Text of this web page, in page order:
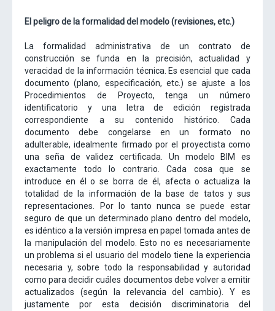
El peligro de la formalidad del modelo (revisiones, etc.)
La formalidad administrativa de un contrato de
construcción se funda en la precisión, actualidad y
veracidad de la información técnica. Es esencial que cada
documento (plano, especificación, etc.) se ajuste a los
Procedimientos de Proyecto, tenga un número
identificatorio y una letra de edición registrada
correspondiente a su contenido histórico. Cada
documento debe congelarse en un formato no
adulterable, idealmente firmado por el proyectista como
una seña de validez certificada. Un modelo BIM es
exactamente todo lo contrario. Cada cosa que se
introduce en él o se borra de él, afecta o actualiza la
totalidad de la información de la base de tatos y sus
representaciones. Por lo tanto nunca se puede estar
seguro de que un determinado plano dentro del modelo,
es idéntico a la versión impresa en papel tomada antes de
la manipulación del modelo. Esto no es necesariamente
un problema si el usuario del modelo tiene la experiencia
necesaria y, sobre todo la responsabilidad y autoridad
como para decidir cuáles documentos debe volver a emitir
actualizados (según la relevancia del cambio). Y es
justamente por esta decisión discriminatoria del